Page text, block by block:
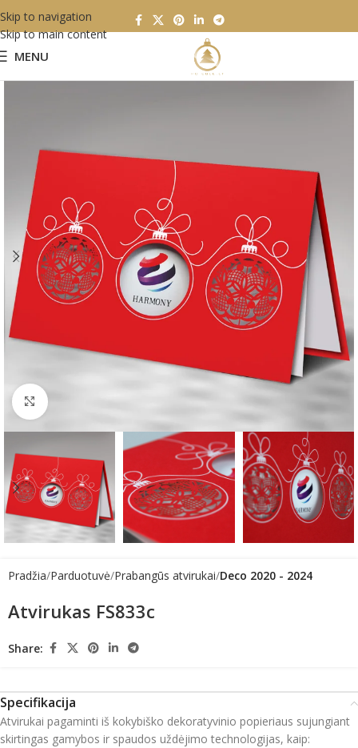
Skip to navigation
Skip to main content
MENU
Click to enlarge
Pradžia Parduotuvė Prabangūs atvirukai Deco 2020 - 2024
Atvirukas FS833c
Share:
Specifikacija
Atvirukai pagaminti iš kokybiško dekoratyvinio popieriaus sujungiant
skirtingas gamybos ir spaudos uždėjimo technologijas, kaip: